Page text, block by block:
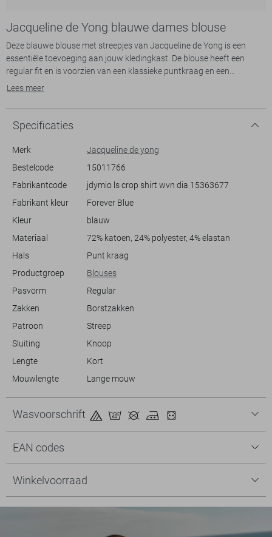
Jacqueline de Yong blauwe dames blouse
Deze blauwe blouse met streepjes van Jacqueline de Yong is een
essentiële toevoeging aan jouw kledingkast. De blouse heeft een
regular fit en is voorzien van een klassieke puntkraag en een
knoopsluiting, wat zorgt voor een moeiteloze, casual uitstraling. De
dragen ook bij aan het stijlvolle ontwerp. De stof in "Forever Blue"
geeft een frisse uitstraling die perfect past bij het lenteseizoen.
Dankzij de korte lengte en lange mouwen kun je deze blouse makkelijk
combineren. Draag hem bijvoorbeeld op een high-waisted jeans voor
werkdag. Het is een veelzijdig kledingstuk dat zich leent voor zowel
dagelijkse outfits als meer gecoördineerde combinaties. Met de
aandacht voor detail en de hoogwaardige afwerking biedt deze
Lees meer
Specificaties
Merk
Jacqueline de yong
Bestelcode
15011766
Fabrikantcode
jdymio ls crop shirt wvn dia 15363677
Fabrikant kleur
Forever Blue
Kleur
blauw
Materiaal
72% katoen, 24% polyester, 4% elastan
Hals
Punt kraag
Productgroep
Blouses
Pasvorm
Regular
Zakken
Borstzakken
Patroon
Streep
Sluiting
Knoop
Lengte
Kort
Mouwlengte
Lange mouw
Wasvoorschrift
EAN codes
Winkelvoorraad